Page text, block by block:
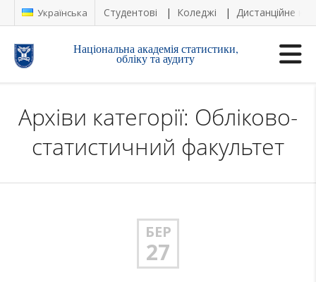
Українська Студентові Коледжі Дистанційне
Національна академія статистики,
обліку та аудиту
Архіви категорії: Обліково-
статистичний факультет
БЕР
27